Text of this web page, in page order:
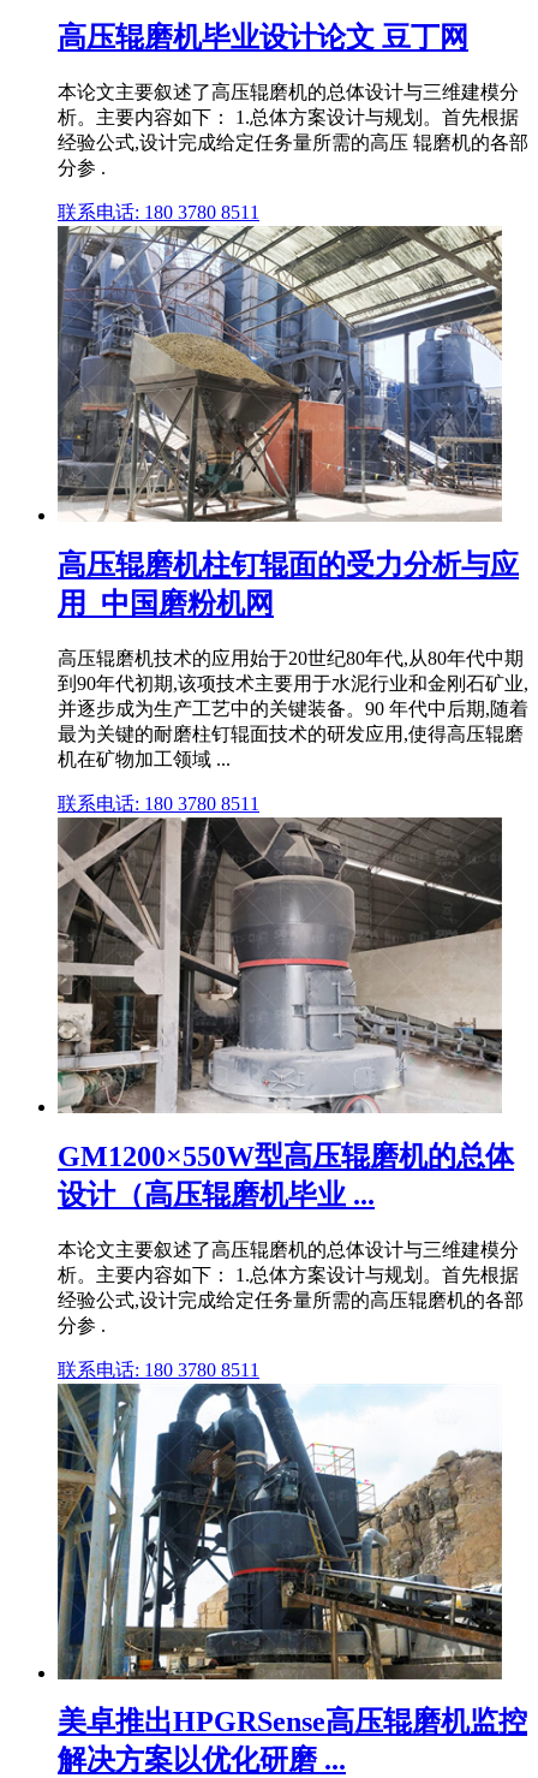
高压辊磨机毕业设计论文 豆丁网
本论文主要叙述了高压辊磨机的总体设计与三维建模分
析。主要内容如下： 1.总体方案设计与规划。首先根据
经验公式,设计完成给定任务量所需的高压 辊磨机的各部
分参 .
联系电话: 180 3780 8511
高压辊磨机柱钉辊面的受力分析与应
用_中国磨粉机网
高压辊磨机技术的应用始于20世纪80年代,从80年代中期
到90年代初期,该项技术主要用于水泥行业和金刚石矿业,
并逐步成为生产工艺中的关键装备。90 年代中后期,随着
最为关键的耐磨柱钉辊面技术的研发应用,使得高压辊磨
机在矿物加工领域 ...
联系电话: 180 3780 8511
GM1200×550W型高压辊磨机的总体
设计（高压辊磨机毕业 ...
本论文主要叙述了高压辊磨机的总体设计与三维建模分
析。主要内容如下： 1.总体方案设计与规划。首先根据
经验公式,设计完成给定任务量所需的高压辊磨机的各部
分参 .
联系电话: 180 3780 8511
美卓推出HPGRSense高压辊磨机监控
解决方案以优化研磨 ...